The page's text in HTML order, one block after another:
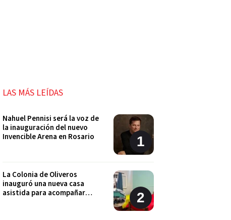
LAS MÁS LEÍDAS
Nahuel Pennisi será la voz de
la inauguración del nuevo
Invencible Arena en Rosario
La Colonia de Oliveros
inauguró una nueva casa
asistida para acompañar